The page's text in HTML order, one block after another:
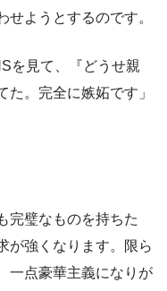
ようとするのです。
を見て、『どうせ親
。完全に嫉妬です」
完璧なものを持ちた
が強くなります。限ら
一点豪華主義になりが